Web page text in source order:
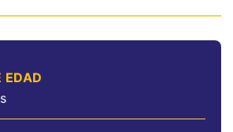
EDAD